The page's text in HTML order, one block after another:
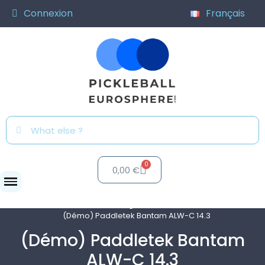
Connexion Français
0,00 €
(Démo) Paddletek Bantam ALW-C 14.3
(Démo) Paddletek Bantam
ALW-C 14.3